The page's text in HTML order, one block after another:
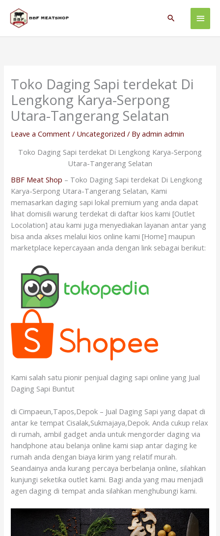
content
Main
Search
Toko Daging Sapi terdekat Di
Lengkong Karya-Serpong
Utara-Tangerang Selatan
Leave a Comment / Uncategorized / Byadmin admin
Toko Daging Sapi terdekat Di Lengkong Karya-Serpong
Utara-Tangerang Selatan
BBF Meat Shop – Toko Daging Sapi terdekat Di Lengkong
Karya-Serpong Utara-Tangerang Selatan, Kami
memasarkan daging sapi lokal premium yang anda dapat
lihat domisili warung terdekat di daftar kios kami [Outlet
Locolation] atau kami juga menyediakan layanan antar yang
bisa anda akses melalui kios online kami [Home] maupun
marketplace kepercayaan anda dengan link sebagai berikut:
Kami salah satu pionir penjual daging sapi online yang Jual
Daging Sapi Buntut
di Cimpaeun,Tapos,Depok – Jual Daging Sapi yang dapat di
antar ke tempat Cisalak,Sukmajaya,Depok. Anda cukup relax
di rumah, ambil gadget anda untuk mengorder daging via
handphone atau belanja online kami siap antar daging ke
rumah anda dengan biaya kirim yang relatif murah.
Seandainya anda kurang percaya berbelanja online, silahkan
kunjungi seketika outlet kami. Bagi anda yang mau menjadi
agen daging di tempat anda silahkan menghubungi kami.